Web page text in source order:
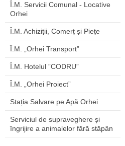
Î.M. Servicii Comunal - Locative
Orhei
Î.M. Achiziții, Comerț și Piețe
Î.M. „Orhei Transport”
Î.M. Hotelul ”CODRU”
Î.M. „Orhei Proiect”
Stația Salvare pe Apă Orhei
Serviciul de supraveghere și
îngrijire a animalelor fără stăpân